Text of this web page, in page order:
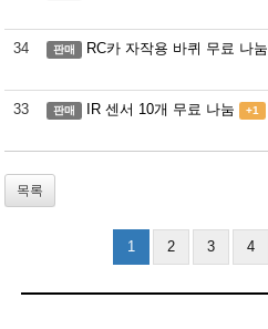
34 판매 RC카 자작용 바퀴 무료 나눔
33 판매 IR 센서 10개 무료 나눔 +1
목록
1 2 3 4